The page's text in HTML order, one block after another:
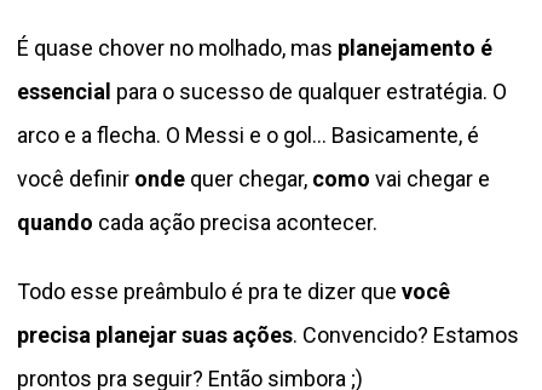
É quase chover no molhado, mas planejamento é
essencial para o sucesso de qualquer estratégia. O
arco e a flecha. O Messi e o gol… Basicamente, é
você definir onde quer chegar, como vai chegar e
quando cada ação precisa acontecer.
Todo esse preâmbulo é pra te dizer que você
precisa planejar suas ações. Convencido? Estamos
prontos pra seguir? Então simbora ;)